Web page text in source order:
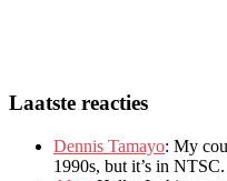
Laatste reacties
Dennis Tamayo: My
1990s, but it’s in NTSC.